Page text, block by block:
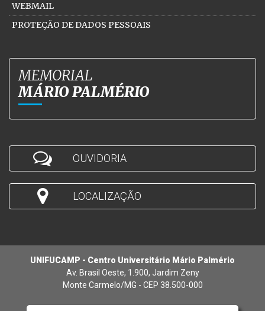
WEBMAIL
PROTEÇÃO DE DADOS PESSOAIS
MEMORIAL
MÁRIO PALMÉRIO
OUVIDORIA
LOCALIZAÇÃO
UNIFUCAMP - Centro Universitário Mário Palmério
Av. Brasil Oeste, 1.900, Jardim Zeny
Monte Carmelo/MG - CEP 38.500-000